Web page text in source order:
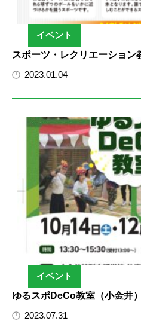
イベント
スポーツ・レクリエーション
2023.01.04
イベント
ゆるスポDeCo教室（小金井）
2023.07.31